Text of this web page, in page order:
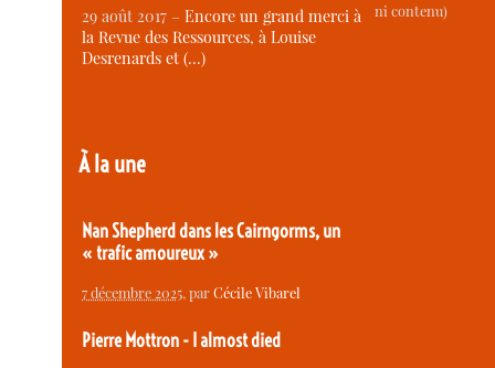
29 août 2017 –Encore un grand merci à
la Revue des Ressources, à Louise
Desrenards et (…)
À la une
Nan Shepherd dans les Cairngorms, un
« trafic amoureux »
7 décembre 2025, parCécile Vibarel
Pierre Mottron - I almost died
ni contenu)